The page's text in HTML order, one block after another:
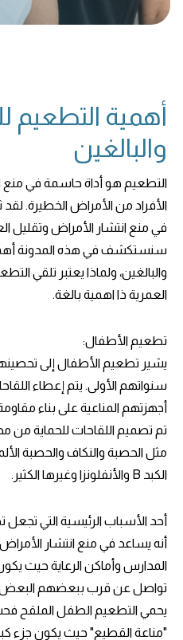
أهمية التطعيم
والبالغين
التطعيم هو أداة حاسمة في منع
الأفراد من الأمراض الخطيرة. لقد
في منع انتشار الأمراض وتقليل
سنستكشف في هذه المدونة
والبالغين، ولماذا يعتبر تلقي
العمرية ذا اهمية بالغة.
تطعيم الأطفال:
يشير تطعيم الأطفال إلى
سنواتهم الأولى. يتم إعطاء
أجهزتهم المناعية على بناء
تم تصميم اللقاحات للحماية
مثل الحصبة والنكاف والحصبة
الكبد B والأنفلونزا وغيرها الكثير.
أحد الأسباب الرئيسية التي
أنه يساعد في منع انتشار
المدارس وأماكن الرعاية حيث
تواصل عن قرب ببعضهم البعض
يحمي التطعيم الطفل الملقح
"مناعة القطيع" حيث يكون جزء